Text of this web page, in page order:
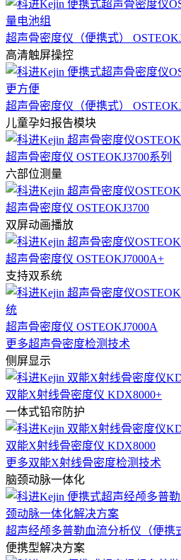
超声骨密度仪（便携式）
高清触屏操控
超声骨密度仪（便携式）
儿童孕妇报告模块
超声骨密度仪 OSTEOKJ3700系列
六部位测量
超声骨密度仪 OSTEOKJ3700
双屏动画播放
超声骨密度仪 OSTEOKJ7000A+
支持双系统
超声骨密度仪 OSTEOKJ7000A
更多超声骨密度检测技术
侧屏显示
双能X射线骨密度仪 KDX8000+
一体式铅帘防护
双能X射线骨密度仪 KDX8000
更多双能X射线骨密度检测技术
脑颈动脉一体化
超声经颅多普勒血流分析仪（便携
便携型解决方案